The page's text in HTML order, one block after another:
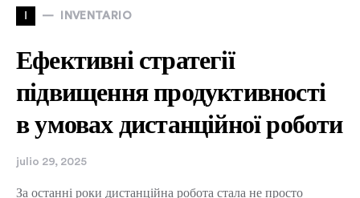
I INVENTARIO
Ефективні стратегії
підвищення продуктивності
в умовах дистанційної роботи
julio 29, 2025
За останні роки дистанційна робота стала не просто